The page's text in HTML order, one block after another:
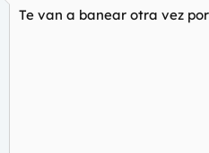
Te van a banear otra vez